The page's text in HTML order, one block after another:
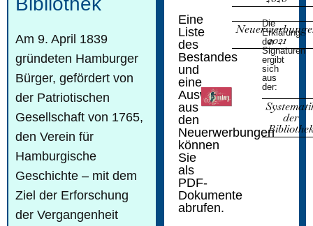
Am 9. April 1839
gründeten Hamburger
Bürger, gefördert von
der Patriotischen
Gesellschaft von 1765,
den Verein für
Hamburgische
Geschichte – mit dem
Ziel der Erforschung
der Vergangenheit
Eine
Liste
des
Bestandes
und
eine
Auswahl
aus
den
Neuerwerbungen
können
Sie
als
PDF-
Dokumente
abrufen.
2021
Die
Erklärung
der
Signaturen
ergibt
sich
aus
der:
der